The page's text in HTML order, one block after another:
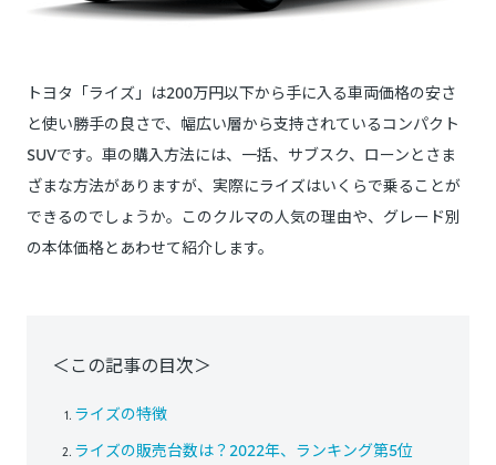
トヨタ「ライズ」は200万円以下から手に入る車両価格の安さ
と使い勝手の良さで、幅広い層から支持されているコンパクト
SUVです。車の購入方法には、一括、サブスク、ローンとさま
ざまな方法がありますが、実際にライズはいくらで乗ることが
できるのでしょうか。このクルマの人気の理由や、グレード別
の本体価格とあわせて紹介します。
＜この記事の目次＞
ライズの特徴
ライズの販売台数は？2022年、ランキング第5位